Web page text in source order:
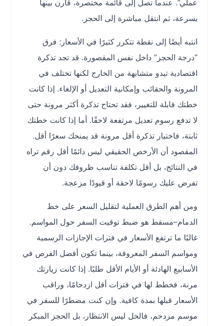
عملي”. عندما تصل إلى قائمة مختصرة، قارن بينها
بسرعة، ثم انتقل مباشرة إلى الحجز.
انتبه أيضًا إلى نقطة تتكرر كثيرًا في الأسعار: فرق
“درجة الحجز” داخل نفس المقصورة. قد تجد تذكرة
اقتصادية تبدو متشابهة من الخارج لكنها تختلف في
المرونة والحقائب وإمكانية التعديل أو الإلغاء. إذا كانت
خطتك قابلة للتغيير، فقد تحتاج تذكرة أكثر مرونة حتى
لا تدفع رسوم تعديل مرتفعة لاحقًا. أما إذا كانت خطتك
ثابتة، فاختيار تذكرة أقل مرونة قد يمنحك سعرًا أقل.
المقصود أن الأرخص الحقيقي ليس دائمًا أقل رقم تراه
في النتائج، بل أقل تكلفة تناسب ظروفك دون أن
تفرض عليك رسومًا لاحقة أو قيودًا مزعجة.
ومن أهم الطرق العملية لتقليل السعر على خط
الدمام–مسقط هو ضبط توقيت السفر حول المواسم.
غالبًا ما ترتفع الأسعار في فترات الإجازات الرسمية
ومواسم السفر المعروفة، بينما تكون أفضل الفرص في
الأسابيع الهادئة أو الأيام الأقل طلبًا. إذا كانت زيارتك
مرنة، فخطط لها في فترات أقل ازدحامًا، وراقب
الأسعار قبلها بمدة كافية. وإن كنت مضطرًا للسفر في
موسم مزدحم، فالحل ليس الانتظار، بل الحجز المبكر